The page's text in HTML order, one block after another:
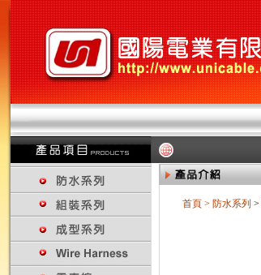
首頁 > 防水系列 >